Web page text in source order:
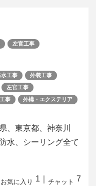
左官工事
水工事
外装工事
左官工事
事
外構・エクステリア
、東京都、神奈川
水、シーリング全て
お気に入り 1 チャット 7